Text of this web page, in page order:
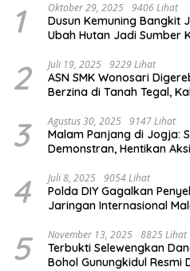
1 Oktober 29, 2025 9406 Lihat
Dusun Kemuning Bangkit
Ubah Hutan Jadi Sumber
2 Juli 19, 2025 9229 Lihat
ASN SMK Wonosari
Berzina di Tanah Tegal,
3 Agustus 30, 2025 9147 Lihat
Malam Panjang di Jogja:
Demonstran, Hentikan
4 Juli 8, 2025 9054 Lihat
Polda DIY Gagalkan
Jaringan Internasional
5 November 13, 2025 8825 Lihat
Terbukti Selewengkan
Bohol Gunungkidul Resmi